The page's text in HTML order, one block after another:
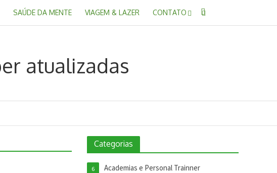
SAÚDE DA MENTE VIAGEM & LAZER CONTATO
Categorias
Academias e Personal Trainner
6